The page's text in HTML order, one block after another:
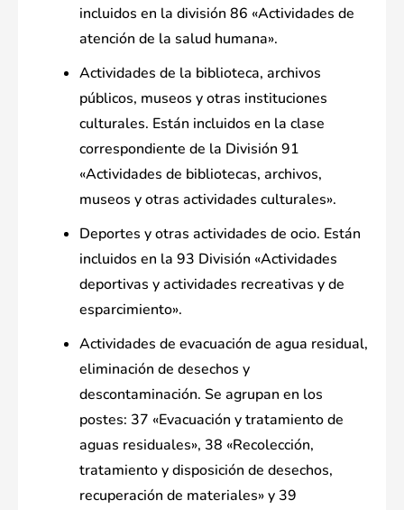
incluidos en la división 86 «Actividades de
atención de la salud humana».
Actividades de la biblioteca, archivos
públicos, museos y otras instituciones
culturales. Están incluidos en la clase
correspondiente de la División 91
«Actividades de bibliotecas, archivos,
museos y otras actividades culturales».
Deportes y otras actividades de ocio. Están
incluidos en la 93 División «Actividades
deportivas y actividades recreativas y de
esparcimiento».
Actividades de evacuación de agua residual,
eliminación de desechos y
descontaminación. Se agrupan en los
postes: 37 «Evacuación y tratamiento de
aguas residuales», 38 «Recolección,
tratamiento y disposición de desechos,
recuperación de materiales» y 39